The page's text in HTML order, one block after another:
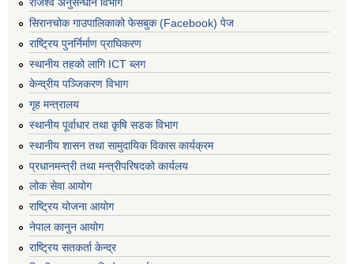
राजश्व अनुसन्धान विभाग
सिरानचोक गाउपालिकाको फेसबुक (Facebook) पेज
राष्ट्रिय पुनर्निर्माण प्राघिकरण
स्थानीय तहको लागि ICT ब्लग
केन्द्रीय पञ्जिकरण विभाग
गृह मन्त्रालय
स्थानीय पूर्वाधार तथा कृषि सडक विभाग
स्थानीय शासन तथा सामुदायिक विकास कार्यक्रम
प्रधानमन्त्री तथा मन्त्रीपरिषदको कार्यलय
लोक सेवा आयोग
राष्ट्रिय योजना आयोग
नेपाल कानुन आयोग
राष्ट्रिय सतकर्ता केन्द्र